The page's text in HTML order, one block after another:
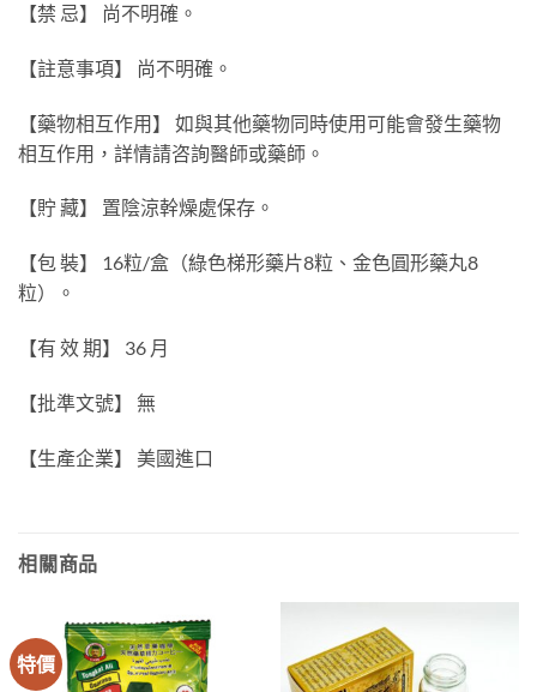
【禁 忌】 尚不明確。
【註意事項】 尚不明確。
【藥物相互作用】 如與其他藥物同時使用可能會發生藥物
相互作用，詳情請咨詢醫師或藥師。
【貯 藏】 置陰涼幹燥處保存。
【包 裝】 16粒/盒（綠色梯形藥片8粒、金色圓形藥丸8
粒）。
【有 效 期】 36 月
【批準文號】 無
【生產企業】 美國進口
相關商品
特價